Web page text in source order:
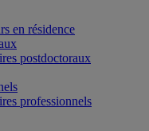
en résidence
postdoctoraux
professionnels